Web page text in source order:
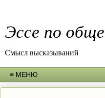
Эссе по
Смысл высказываний